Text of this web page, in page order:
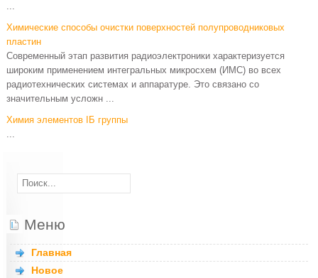
...
Химические способы очистки поверхностей полупроводниковых
пластин
Современный этап развития радиоэлектроники характеризуется
широким применением интегральных микросхем (ИМС) во всех
радиотехнических системах и аппаратуре. Это связано со
значительным усложн ...
Химия элементов IБ группы
...
Меню
Главная
Новое